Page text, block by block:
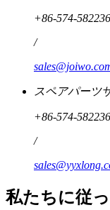
+86-574-
/
スペアパーツ
+86-574-
/
私たちに従